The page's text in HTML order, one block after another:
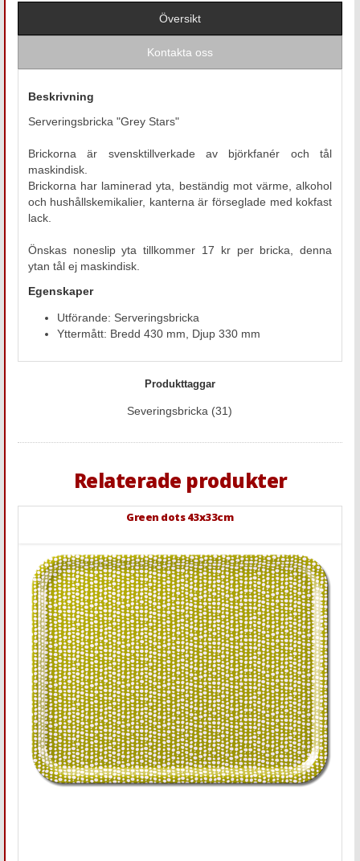
Översikt
Kontakta oss
Beskrivning
Serveringsbricka "Grey Stars"
Brickorna är svensktillverkade av björkfanér och tål
maskindisk.
Brickorna har laminerad yta, beständig mot värme, alkohol
och hushållskemikalier, kanterna är förseglade med kokfast
lack.
Önskas noneslip yta tillkommer 17 kr per bricka, denna
ytan tål ej maskindisk.
Egenskaper
Utförande: Serveringsbricka
Yttermått: Bredd 430 mm, Djup 330 mm
Produkttaggar
Severingsbricka (31)
Relaterade produkter
Green dots 43x33cm